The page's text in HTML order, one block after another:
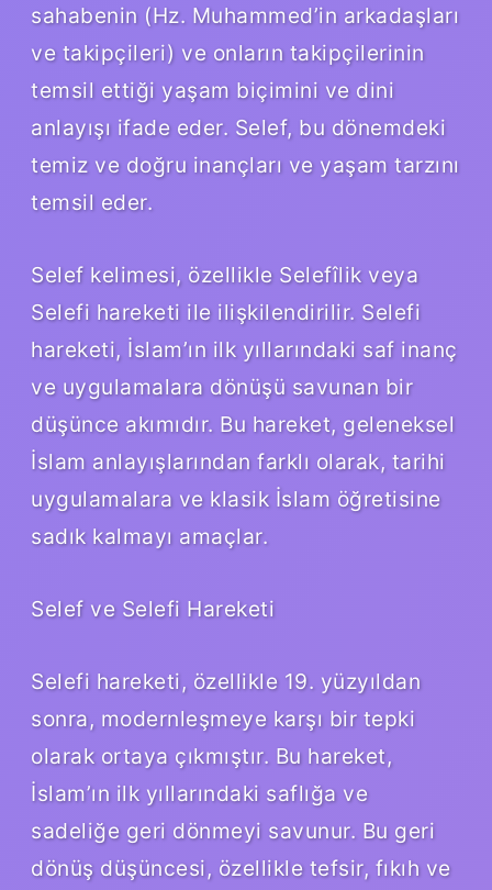
sahabenin (Hz. Muhammed’in arkadaşları
ve takipçileri) ve onların takipçilerinin
temsil ettiği yaşam biçimini ve dini
anlayışı ifade eder. Selef, bu dönemdeki
temiz ve doğru inançları ve yaşam tarzını
temsil eder.
Selef kelimesi, özellikle Selefîlik veya
Selefi hareketi ile ilişkilendirilir. Selefi
hareketi, İslam’ın ilk yıllarındaki saf inanç
ve uygulamalara dönüşü savunan bir
düşünce akımıdır. Bu hareket, geleneksel
İslam anlayışlarından farklı olarak, tarihi
uygulamalara ve klasik İslam öğretisine
sadık kalmayı amaçlar.
Selef ve Selefi Hareketi
Selefi hareketi, özellikle 19. yüzyıldan
sonra, modernleşmeye karşı bir tepki
olarak ortaya çıkmıştır. Bu hareket,
İslam’ın ilk yıllarındaki saflığa ve
sadeliğe geri dönmeyi savunur. Bu geri
dönüş düşüncesi, özellikle tefsir, fıkıh ve